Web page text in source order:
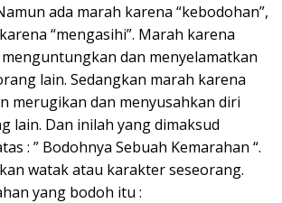
ada marah karena “kebodohan”,
“mengasihi”. Marah karena
dan menyelamatkan
lain. Sedangkan marah karena
merugikan dan menyusahkan diri
lain. Dan inilah yang dimaksud
: ” Bodohnya Sebuah Kemarahan “.
watak atau karakter seseorang.
yang bodoh itu :